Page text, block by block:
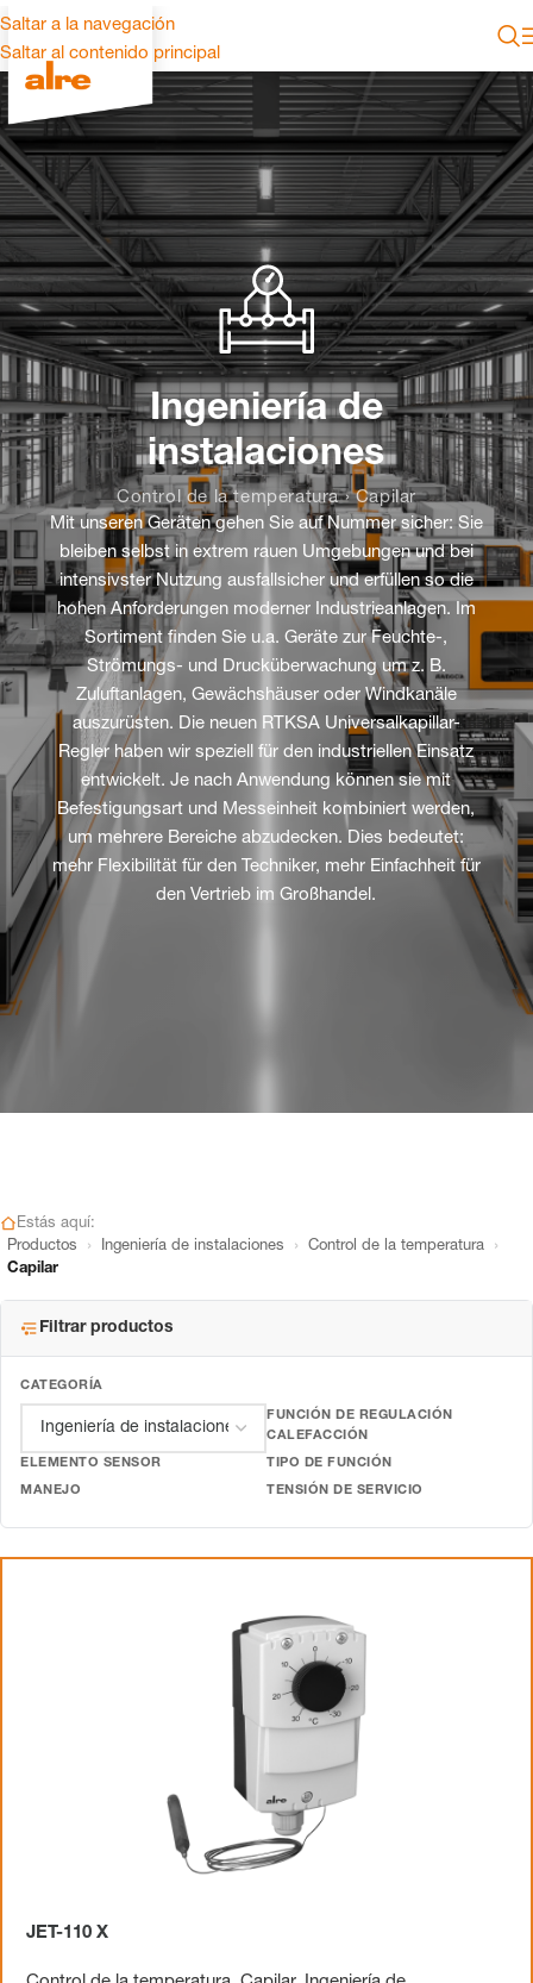
Saltar a la navegación
Saltar al contenido principal
Ingeniería de
instalaciones
Control de la temperatura › Capilar
Mit unseren Geräten gehen Sie auf Nummer sicher: Sie
bleiben selbst in extrem rauen Umgebungen und bei
intensivster Nutzung ausfallsicher und erfüllen so die
hohen Anforderungen moderner Industrieanlagen. Im
Sortiment finden Sie u.a. Geräte zur Feuchte-,
Strömungs- und Drucküberwachung um z. B.
Zuluftanlagen, Gewächshäuser oder Windkanäle
auszurüsten. Die neuen RTKSA Universalkapillar-
Regler haben wir speziell für den industriellen Einsatz
entwickelt. Je nach Anwendung können sie mit
Befestigungsart und Messeinheit kombiniert werden,
um mehrere Bereiche abzudecken. Dies bedeutet:
mehr Flexibilität für den Techniker, mehr Einfachheit für
den Vertrieb im Großhandel.
Estás aquí:
Productos
› Ingeniería de instalaciones › Control de la temperatura ›
Capilar
Filtrar productos
CATEGORÍA
FUNCIÓN DE REGULACIÓN
CALEFACCIÓN
ELEMENTO SENSOR TIPO DE FUNCIÓN
MANEJO TENSIÓN DE SERVICIO
JET-110 X